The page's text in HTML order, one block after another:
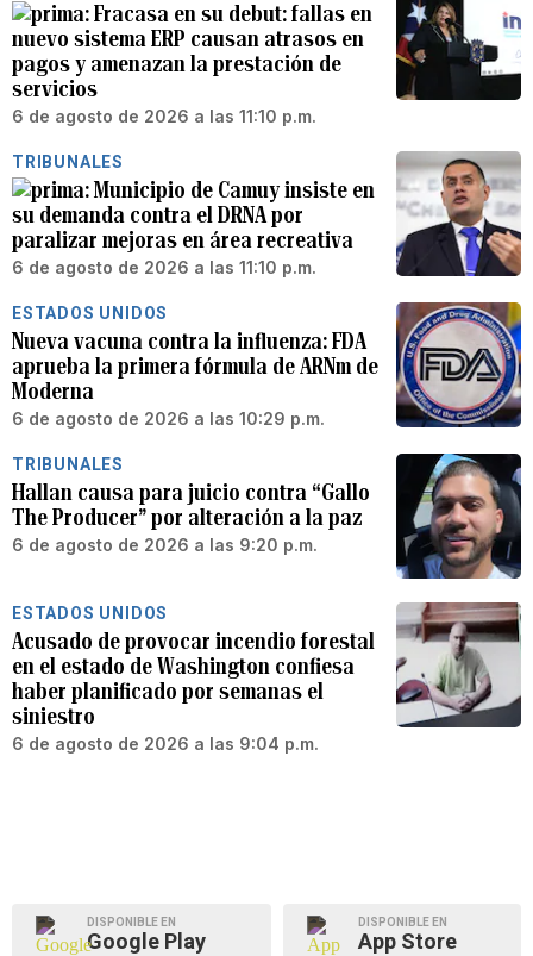
Fracasa en su debut: fallas en
nuevo sistema ERP causan atrasos en
pagos y amenazan la prestación de
servicios
6 de agosto de 2026 a las 11:10 p.m.
TRIBUNALES
Municipio de Camuy insiste en
su demanda contra el DRNA por
paralizar mejoras en área recreativa
6 de agosto de 2026 a las 11:10 p.m.
ESTADOS UNIDOS
Nueva vacuna contra la influenza: FDA
aprueba la primera fórmula de ARNm de
Moderna
6 de agosto de 2026 a las 10:29 p.m.
TRIBUNALES
Hallan causa para juicio contra “Gallo
The Producer” por alteración a la paz
6 de agosto de 2026 a las 9:20 p.m.
ESTADOS UNIDOS
Acusado de provocar incendio forestal
en el estado de Washington confiesa
haber planificado por semanas el
siniestro
6 de agosto de 2026 a las 9:04 p.m.
DISPONIBLE EN
Google Play
DISPONIBLE EN
App Store